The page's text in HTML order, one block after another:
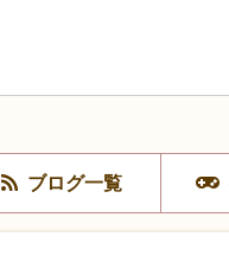
ブログ一覧